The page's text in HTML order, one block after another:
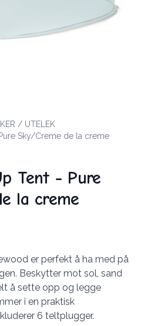
/ UTELEK
Sky/Creme de la creme
Tent - Pure
la creme
er perfekt å ha med på
Beskytter mot sol, sand
å sette opp og legge
i en praktisk
6 teltplugger.